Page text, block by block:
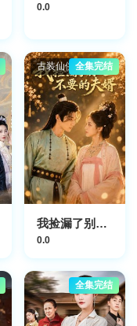
0.0
古装仙侠 全集完结
我捡漏了别人不要的夫婿
0.0
全集完结